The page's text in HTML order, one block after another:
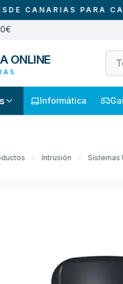
PARA
ONLINE
Informática
Intrusión Sistemas